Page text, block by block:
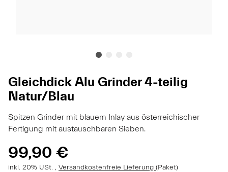
Gleichdick Alu Grinder 4-teilig
Natur/Blau
Spitzen Grinder mit blauem Inlay aus österreichischer
Fertigung mit austauschbaren Sieben.
99,90 €
inkl. 20% USt. , Versandkostenfreie Lieferung (Paket)